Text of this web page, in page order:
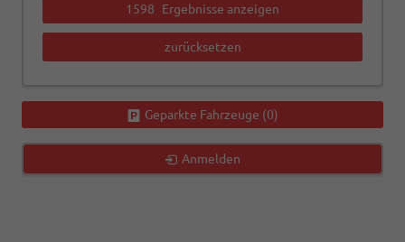
1598 Ergebnisse anzeigen
zurücksetzen
Geparkte Fahrzeuge (0)
Anmelden